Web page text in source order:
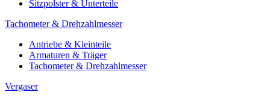
Sitzpolster & Unterteile
Tachometer & Drehzahlmesser
Antriebe & Kleinteile
Armaturen & Träger
Tachometer & Drehzahlmesser
Vergaser